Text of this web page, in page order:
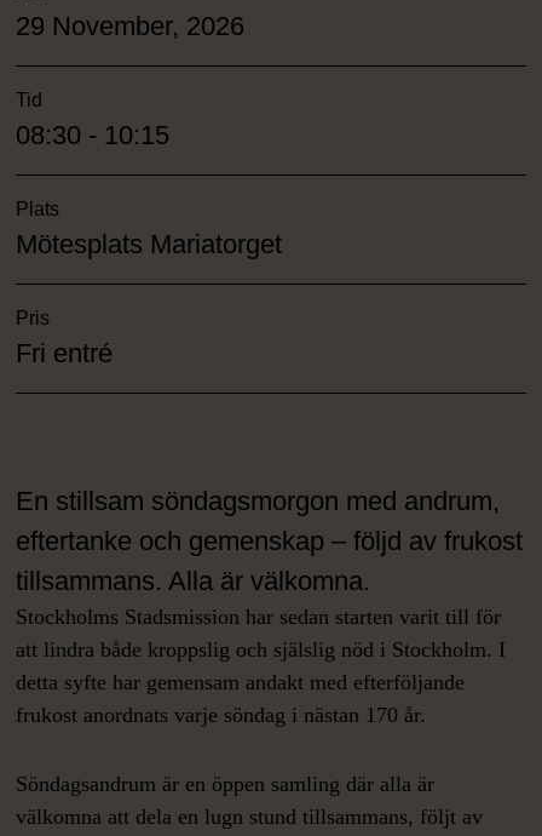
29 November, 2026
Tid
08:30 - 10:15
Plats
Mötesplats Mariatorget
Pris
Fri entré
En stillsam söndagsmorgon med andrum,
eftertanke och gemenskap – följd av frukost
tillsammans. Alla är välkomna.
Stockholms Stadsmission har sedan starten varit till för
att lindra både kroppslig och själslig nöd i Stockholm. I
detta syfte har gemensam andakt med efterföljande
frukost anordnats varje söndag i nästan 170 år.
Söndagsandrum är en öppen samling där alla är
välkomna att dela en lugn stund tillsammans, följt av